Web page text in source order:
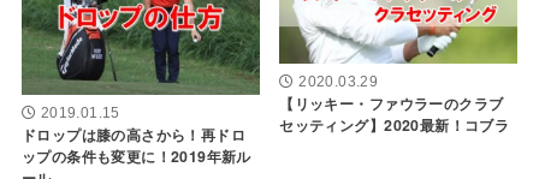
2019.01.15
ドロップは膝の高さから！再ドロ
ップの条件も変更に！2019年新ル
2020.03.29
【リッキー・ファウラーのクラブ
セッティング】2020最新！コブラ